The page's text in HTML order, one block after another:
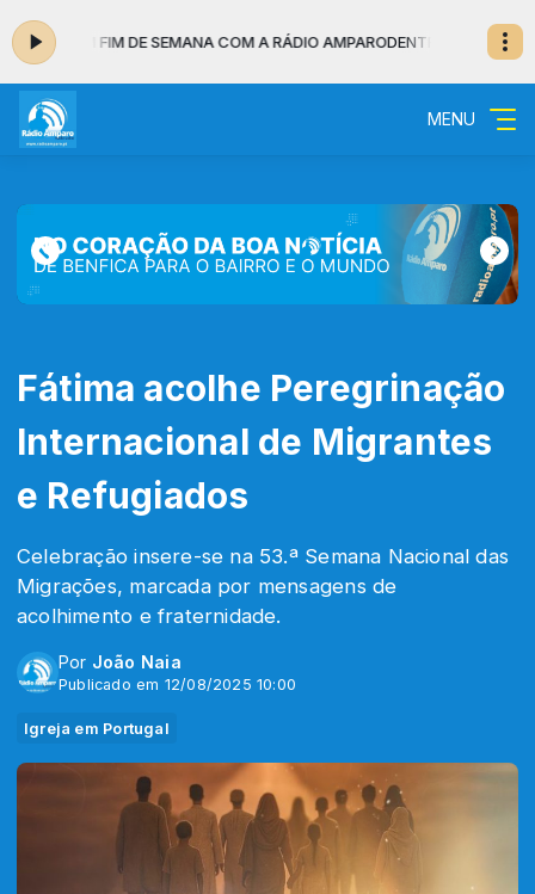
FIM DE SEMANA COM A RÁDIO AMPARODENTRO DA NOITE -
MENU
Fátima acolhe Peregrinação
Internacional de Migrantes
e Refugiados
Celebração insere-se na 53.ª Semana Nacional das
Migrações, marcada por mensagens de
acolhimento e fraternidade.
Por João Naia
Publicado em 12/08/2025 10:00
Igreja em Portugal